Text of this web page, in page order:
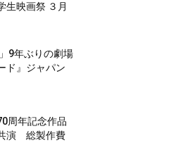
生映画祭 ３月
9年ぶりの劇場
ド』ジャパン
周年記念作品
演 総製作費